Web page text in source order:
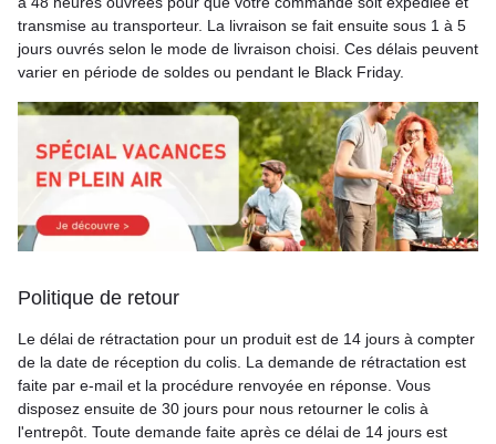
transmise au transporteur. La livraison se fait ensuite sous 1 à 5
jours ouvrés selon le mode de livraison choisi. Ces délais peuvent
varier en période de soldes ou pendant le Black Friday.
Politique de retour
Le délai de rétractation pour un produit est de 14 jours à compter
de la date de réception du colis. La demande de rétractation est
faite par e-mail et la procédure renvoyée en réponse. Vous
disposez ensuite de 30 jours pour nous retourner le colis à
l'entrepôt. Toute demande faite après ce délai de 14 jours est